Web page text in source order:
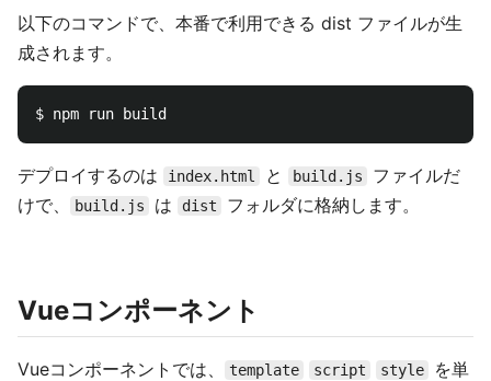
以下のコマンドで、本番で利用できる dist ファイルが生
成されます。
デプロイするのは index.html と build.js
ファイルだ
けで、
build.js は dist フォルダに格納します。
Vueコンポーネント
Vueコンポーネントでは、 template script style
を単